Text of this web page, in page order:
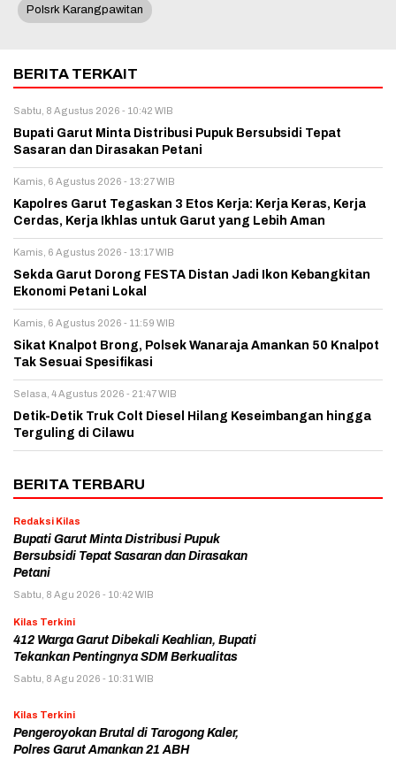
Polsrk Karangpawitan
BERITA TERKAIT
Sabtu, 8 Agustus 2026 - 10:42 WIB
Bupati Garut Minta Distribusi Pupuk Bersubsidi Tepat
Sasaran dan Dirasakan Petani
Kamis, 6 Agustus 2026 - 13:27 WIB
Kapolres Garut Tegaskan 3 Etos Kerja: Kerja Keras, Kerja
Cerdas, Kerja Ikhlas untuk Garut yang Lebih Aman
Kamis, 6 Agustus 2026 - 13:17 WIB
Sekda Garut Dorong FESTA Distan Jadi Ikon Kebangkitan
Ekonomi Petani Lokal
Kamis, 6 Agustus 2026 - 11:59 WIB
Sikat Knalpot Brong, Polsek Wanaraja Amankan 50 Knalpot
Tak Sesuai Spesifikasi
Selasa, 4 Agustus 2026 - 21:47 WIB
Detik-Detik Truk Colt Diesel Hilang Keseimbangan hingga
Terguling di Cilawu
BERITA TERBARU
Redaksi Kilas
Bupati Garut Minta Distribusi Pupuk
Bersubsidi Tepat Sasaran dan Dirasakan
Petani
Sabtu, 8 Agu 2026 - 10:42 WIB
Kilas Terkini
412 Warga Garut Dibekali Keahlian, Bupati
Tekankan Pentingnya SDM Berkualitas
Sabtu, 8 Agu 2026 - 10:31 WIB
Kilas Terkini
Pengeroyokan Brutal di Tarogong Kaler,
Polres Garut Amankan 21 ABH